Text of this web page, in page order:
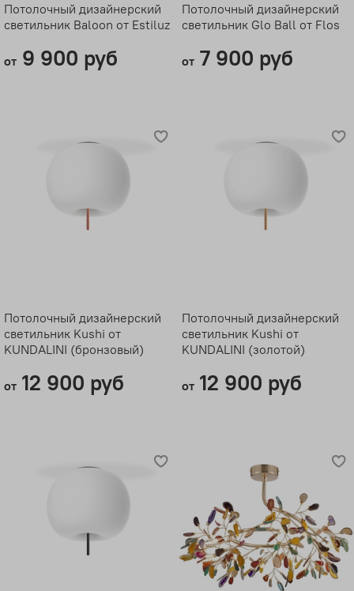
Потолочный дизайнерский
светильник Baloon от Estiluz
от9 900 руб
Потолочный дизайнерский
светильник Glo Ball от Flos
от7 900 руб
Потолочный дизайнерский
светильник Kushi от
KUNDALINI (бронзовый)
от12 900 руб
Потолочный дизайнерский
светильник Kushi от
KUNDALINI (золотой)
от12 900 руб